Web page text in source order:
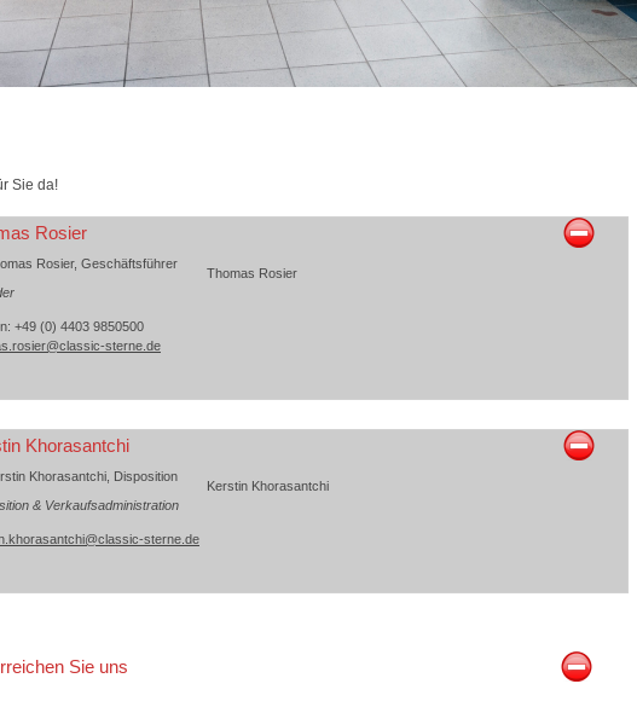
Sie da!
Rosier
Thomas Rosier
+49 (0) 4403 9850500
sterne.de
Khorasantchi
Kerstin Khorasantchi
& Verkaufsadministration
sterne.de
Sie uns